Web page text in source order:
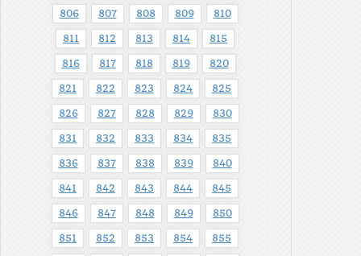
806 807 808 809 810
811 812 813 814 815
816 817 818 819 820
821 822 823 824 825
826 827 828 829 830
831 832 833 834 835
836 837 838 839 840
841 842 843 844 845
846 847 848 849 850
851 852 853 854 855